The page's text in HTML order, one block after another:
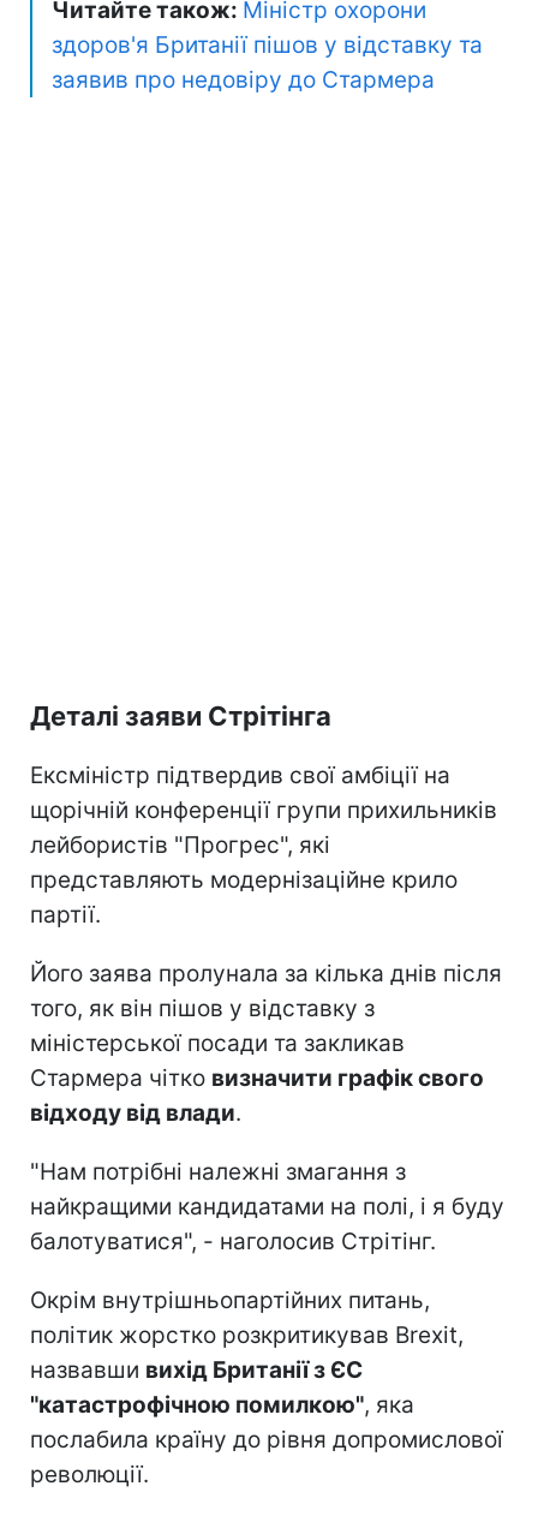
Читайте також: Міністр охорони
здоров'я Британії пішов у відставку та
заявив про недовіру до Стармера
Деталі заяви Стрітінга
Ексміністр підтвердив свої амбіції на
щорічній конференції групи прихильників
лейбористів "Прогрес", які
представляють модернізаційне крило
партії.
Його заява пролунала за кілька днів після
того, як він пішов у відставку з
міністерської посади та закликав
Стармера чітко визначити графік свого
відходу від влади.
"Нам потрібні належні змагання з
найкращими кандидатами на полі, і я буду
балотуватися", - наголосив Стрітінг.
Окрім внутрішньопартійних питань,
політик жорстко розкритикував Brexit,
назвавши вихід Британії з ЄС
"катастрофічною помилкою", яка
послабила країну до рівня допромислової
революції.